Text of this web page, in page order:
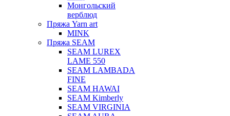
Монгольский
верблюд
Пряжа Yarn art
MINK
Пряжа SEAM
SEAM LUREX
LAME 550
SEAM LAMBADA
FINE
SEAM HAWAI
SEAM Kimberly
SEAM VIRGINIA